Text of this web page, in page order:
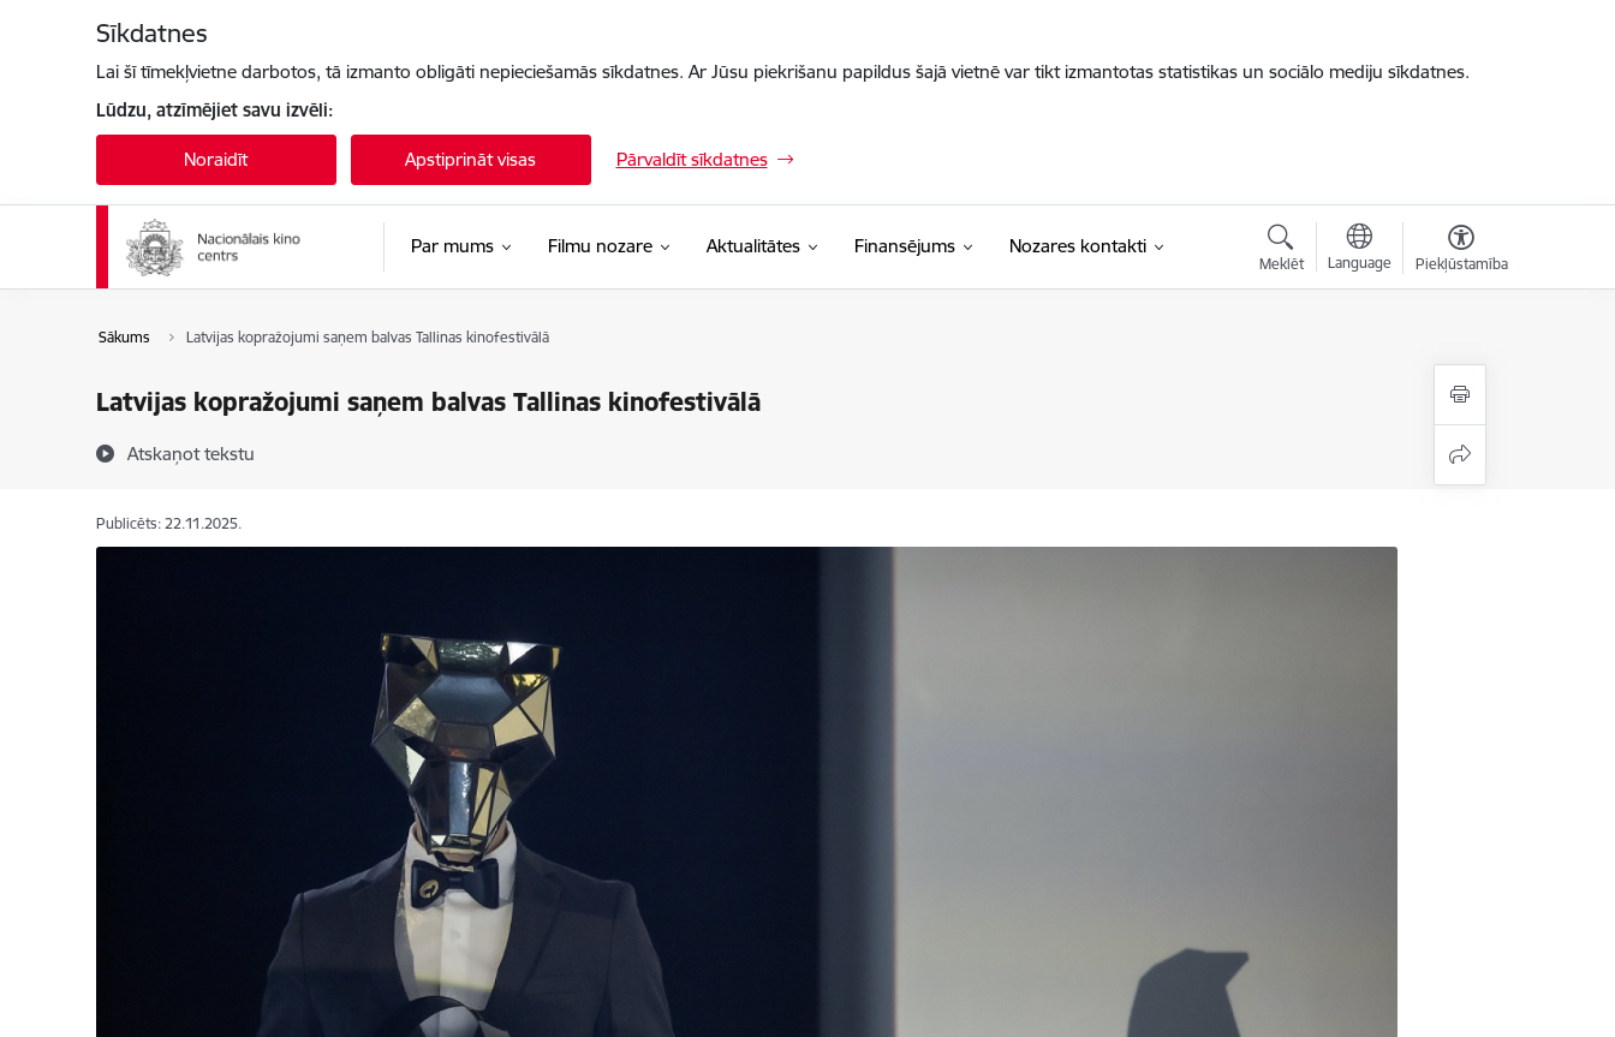
Sīkdatnes
Lai šī tīmekļvietne darbotos, tā izmanto obligāti nepieciešamās sīkdatnes. Ar Jūsu piekrišanu papildus šajā vietnē var tikt izmantotas statistikas un sociālo mediju sīkdatnes.
Lūdzu, atzīmējiet savu izvēli:
Noraidīt Apstiprināt visas Pārvaldīt sīkdatnes
Par mums Filmu nozare Aktualitātes Finansējums Nozares kontakti
Meklēt Language Piekļūstamība
Sākums Latvijas kopražojumi saņem balvas Tallinas kinofestivālā
Latvijas kopražojumi saņem balvas Tallinas kinofestivālā
Atskaņot tekstu
Publicēts: 22.11.2025.